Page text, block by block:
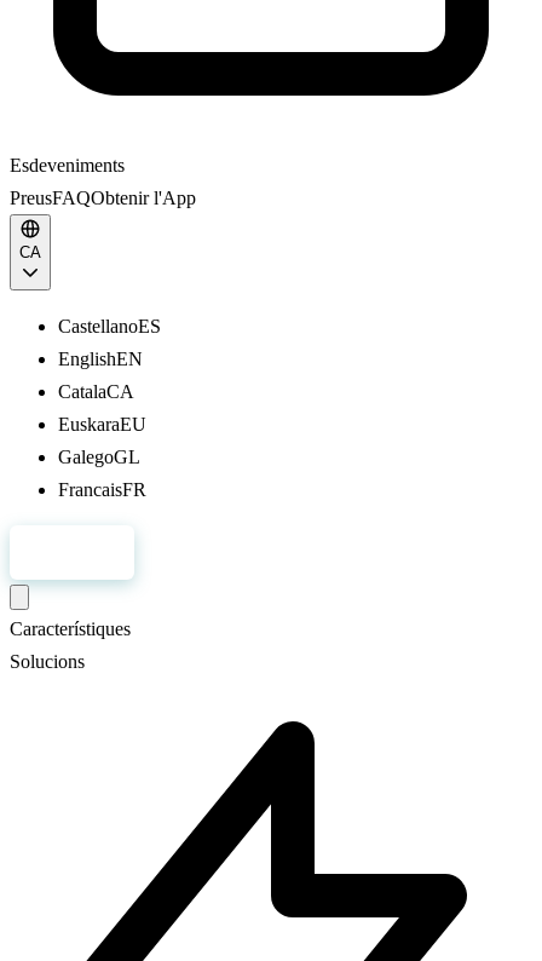
Esdeveniments
PreusFAQObtenir l'App
CA
CastellanoES
EnglishEN
CatalaCA
EuskaraEU
GalegoGL
FrancaisFR
Característiques
Solucions